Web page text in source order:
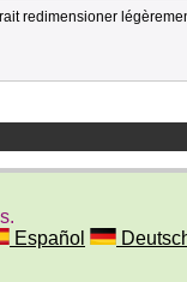
redimensioner
Español